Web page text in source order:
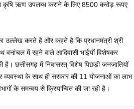
कृषि ऋण उपलब्ध कराने के लिए 8500 करोड़ रूपए
उल्लेख करते है और कहते है कि प्रधानमंत्री श्री
वनांचल में रहने वाले आदिवासी भाईयों विशेषकर
छत्तीसगढ़ में निवासरत् विशेष पिछड़ी जनजातियों
व्यवस्था के साथ ही सरकार की 11 योजनाओं का लाभ
के समन्वय से क्रियान्वित की जा रही है।